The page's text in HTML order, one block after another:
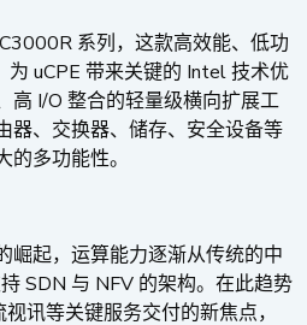
系列，这款高效能、低功
为 uCPE 带来关键的 Intel 技术优
高 I/O 整合的轻量级横向扩展工
器、交换器、储存、安全设备等
的多功能性。
崛起，运算能力逐渐从传统的中
SDN 与 NFV 的架构。在此趋势
讯等关键服务交付的新焦点，